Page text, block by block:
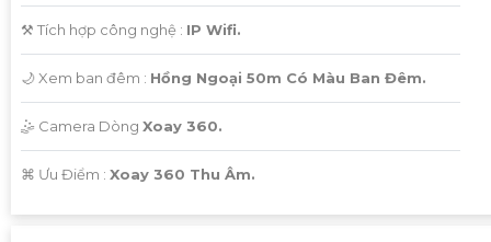
⚒ Tích hợp công nghệ : IP Wifi.
🌙 Xem ban đêm : Hồng Ngoại 50m Có Màu Ban Đêm.
🤹 Camera Dòng Xoay 360.
️⌘ Ưu Điểm : Xoay 360 Thu Âm.